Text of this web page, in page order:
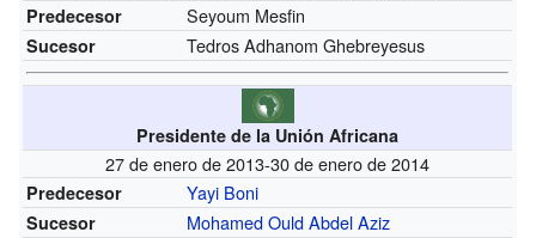
Predecesor Seyoum Mesfin
Sucesor Tedros Adhanom Ghebreyesus
Presidente de la Unión Africana
27 de enero de 2013-30 de enero de 2014
Predecesor Yayi Boni
Sucesor Mohamed Ould Abdel Aziz